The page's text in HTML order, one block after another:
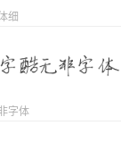
细
字体